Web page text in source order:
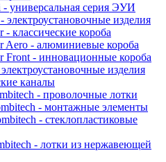
- универсальная серия ЭУИ
электроустановочные изделия
- классические короба
Aero - алюминиевые короба
Front - инновационные короба
изделия
каналы
- проволочные лотки
- монтажные элементы
- стеклопластиковые
- лотки из нержавеющей